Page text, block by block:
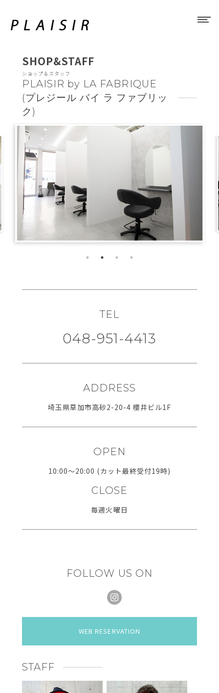
SHOP&STAFF
ショップ＆スタッフ
PLAISIR by LA FABRIQUE
(プレジール バイ ラ ファブリッ
ク)
TEL
048-951-4413
ADDRESS
埼玉県草加市高砂2-20-4 櫻井ビル1F
OPEN
10:00～20:00 (カット最終受付19時)
CLOSE
毎週火曜日
FOLLOW US ON
WEB RESERVATION
STAFF